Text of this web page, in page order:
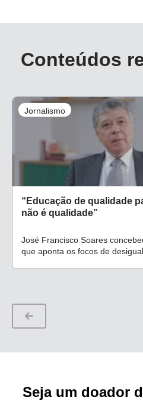
Conteúdos
Jornalismo
“Educação de qualidade
não é qualidade”
José Francisco Soares
que aponta os focos de
Seja um doador